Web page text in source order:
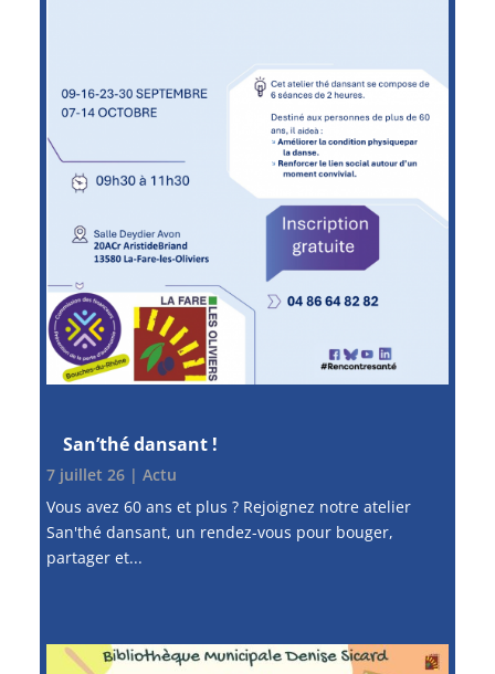
San’thé dansant !
7 juillet 26| Actu
Vous avez 60 ans et plus ? Rejoignez notre atelier
San'thé dansant, un rendez-vous pour bouger,
partager et...